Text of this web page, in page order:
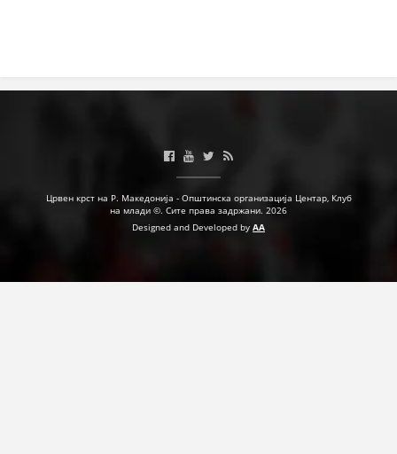
Црвен крст на Р. Македонија - Општинска организација Центар, Клуб
на млади ©. Сите права задржани. 2026
Designed and Developed by AA